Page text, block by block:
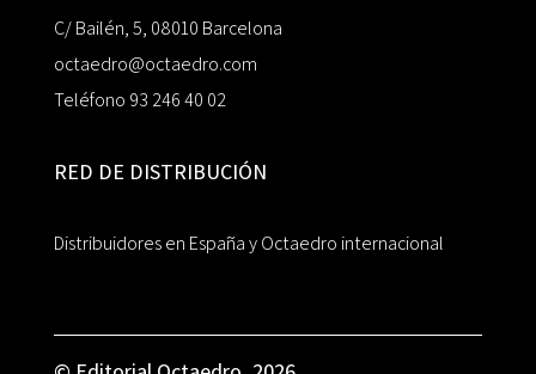
C/ Bailén, 5, 08010 Barcelona
octaedro@octaedro.com
Teléfono 93 246 40 02
RED DE DISTRIBUCIÓN
Distribuidores en España y Octaedro internacional